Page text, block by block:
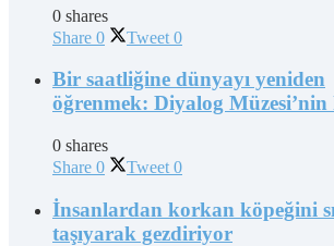
0 shares
Share 0 Tweet 0
Bir saatliğine dünyayı yeniden
öğrenmek: Diyalog Müzesi’nin
0 shares
Share 0 Tweet 0
İnsanlardan korkan köpeğini
taşıyarak gezdiriyor